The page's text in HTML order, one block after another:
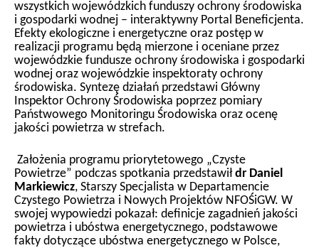
wszystkich wojewódzkich funduszy ochrony środowiska
i gospodarki wodnej – interaktywny Portal Beneficjenta.
Efekty ekologiczne i energetyczne oraz postęp w
realizacji programu będą mierzone i oceniane przez
wojewódzkie fundusze ochrony środowiska i gospodarki
wodnej oraz wojewódzkie inspektoraty ochrony
środowiska. Syntezę działań przedstawi Główny
Inspektor Ochrony Środowiska poprzez pomiary
Państwowego Monitoringu Środowiska oraz ocenę
jakości powietrza w strefach.
Założenia programu priorytetowego „Czyste
Powietrze” podczas spotkania przedstawiłdr Daniel
Markiewicz, Starszy Specjalista w Departamencie
Czystego Powietrza i Nowych Projektów NFOŚiGW. W
swojej wypowiedzi pokazał: definicje zagadnień jakości
powietrza i ubóstwa energetycznego, podstawowe
fakty dotyczące ubóstwa energetycznego w Polsce,